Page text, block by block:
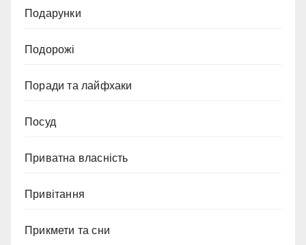
Подарунки
Подорожі
Поради та лайфхаки
Посуд
Приватна власність
Привітання
Прикмети та сни